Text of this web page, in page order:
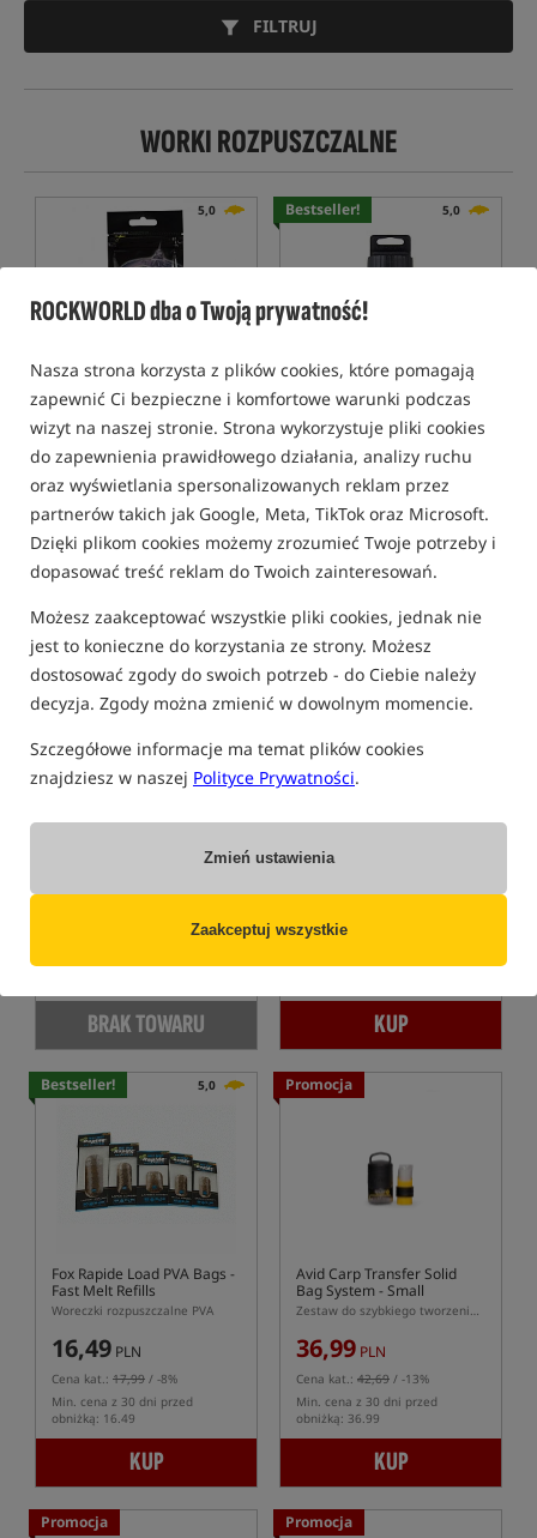
ROCKWORLD dba o Twoją prywatność!
Nasza strona korzysta z plików cookies, które pomagają
zapewnić Ci bezpieczne i komfortowe warunki podczas
wizyt na naszej stronie. Strona wykorzystuje pliki cookies
do zapewnienia prawidłowego działania, analizy ruchu
oraz wyświetlania spersonalizowanych reklam przez
partnerów takich jak Google, Meta, TikTok oraz Microsoft.
Dzięki plikom cookies możemy zrozumieć Twoje potrzeby i
dopasować treść reklam do Twoich zainteresowań.
Możesz zaakceptować wszystkie pliki cookies, jednak nie
jest to konieczne do korzystania ze strony. Możesz
dostosować zgody do swoich potrzeb - do Ciebie należy
decyzja. Zgody można zmienić w dowolnym momencie.
Szczegółowe informacje ma temat plików cookies
znajdziesz w naszej Polityce Prywatności.
Zmień ustawienia
Zaakceptuj wszystkie
FILTRUJ
WORKI ROZPUSZCZALNE
5,0
Korda Solidz PVA Bags Xtra
Worki rozpuszczalne PVA Ekstra Małe
20,99PLN
otrzymujesz 0,18 pkt
KUP
Bestseller! 5,0
Fox Edges Rapide Pva
System Fast Melt
System napełniania woreczków PVA
45,49 PLN
Cena kat.: 49,49
Min. cena z 30 dni przed
obniżką: 45.49
KUP
Promocja 5,0
Min. cena z 30 dni przed
BRAK TOWARU
Bestseller!
Slow Melt Refills
Cena kat.:
Min. cena z 30 dni przed
KUP
Bestseller! 5,0
Fox Rapide Load PVA Bags -
Fast Melt Refills
Woreczki rozpuszczalne PVA
16,49 PLN
Cena kat.: 17,99 / -8%
Min. cena z 30 dni przed
obniżką: 16.49
KUP
Promocja
Avid Carp Transfer Solid
Bag System - Small
Zestaw do szybkiego tworzenia pakunków Solid Bag
36,99 PLN
Cena kat.: 42,69 / -13%
Min. cena z 30 dni przed
obniżką: 36.99
KUP
Promocja Promocja